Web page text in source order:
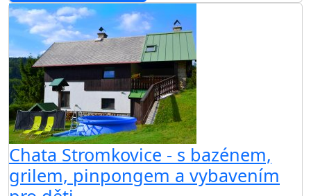
Chata Stromkovice - s bazénem,
grilem, pinpongem a vybavením